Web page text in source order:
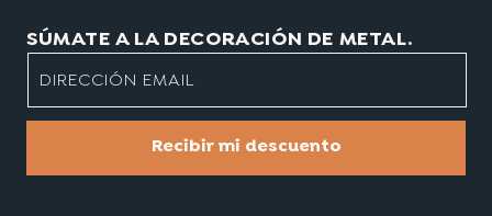
SÚMATE A LA DECORACIÓN DE METAL.
DIRECCIÓN EMAIL
Recibir mi descuento